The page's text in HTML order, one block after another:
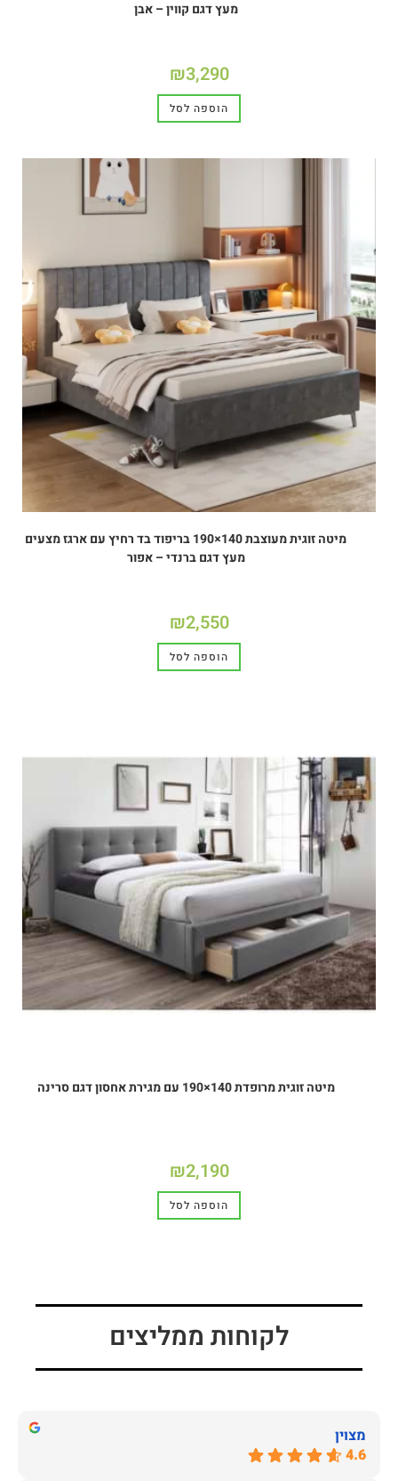
מעץ דגם קווין – אבן
₪3,290
הוספה לסל
מיטה זוגית מעוצבת 140×190 בריפוד בד רחיץ עם ארגז מצעים
מעץ דגם ברנדי – אפור
₪2,550
הוספה לסל
מיטה זוגית מרופדת 140×190 עם מגירת אחסון דגם סרינה
₪2,190
הוספה לסל
לקוחות ממליצים
מצוין
4.6